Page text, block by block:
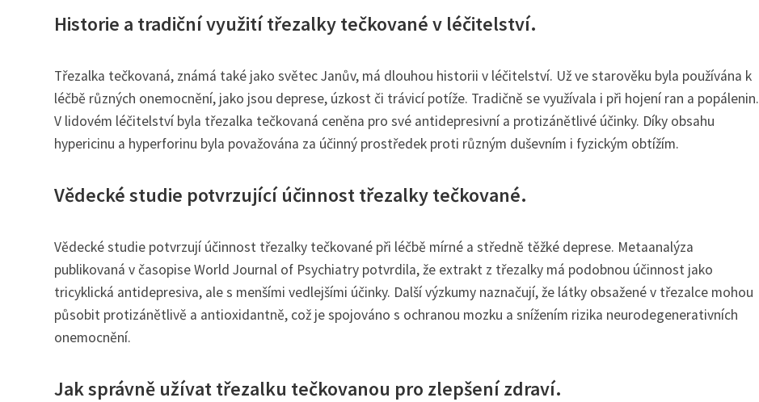
Historie a tradiční využití třezalky tečkované v léčitelství.
Třezalka tečkovaná, známá také jako světec Janův, má dlouhou historii v léčitelství. Už ve starověku byla používána k
léčbě různých onemocnění, jako jsou deprese, úzkost či trávicí potíže. Tradičně se využívala i při hojení ran a popálenin.
V lidovém léčitelství byla třezalka tečkovaná ceněna pro své antidepresivní a protizánětlivé účinky. Díky obsahu
hypericinu a hyperforinu byla považována za účinný prostředek proti různým duševním i fyzickým obtížím.
Vědecké studie potvrzující účinnost třezalky tečkované.
Vědecké studie potvrzují účinnost třezalky tečkované při léčbě mírné a středně těžké deprese. Metaanalýza
publikovaná v časopise World Journal of Psychiatry potvrdila, že extrakt z třezalky má podobnou účinnost jako
tricyklická antidepresiva, ale s menšími vedlejšími účinky. Další výzkumy naznačují, že látky obsažené v třezalce mohou
působit protizánětlivě a antioxidantně, což je spojováno s ochranou mozku a snížením rizika neurodegenerativních
onemocnění.
Jak správně užívat třezalku tečkovanou pro zlepšení zdraví.